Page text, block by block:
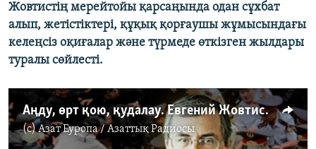
Жовтистің мерейтойы қарсаңында одан сұхбат
алып, жетістіктері, құқық қорғаушы жұмысындағы
келеңсіз оқиғалар және түрмеде өткізген жылдары
туралы сөйлесті.
Аңду, өрт қою, қудалау. Евгений Жовтистің өмірі мен күресі
(c)Азат Еуропа / Азаттық Радиосы